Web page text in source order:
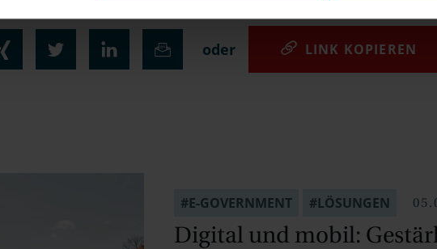
oder LINK KOPIEREN
#E-GOVERNMENT #LÖSUNGEN
Digital und mobil: